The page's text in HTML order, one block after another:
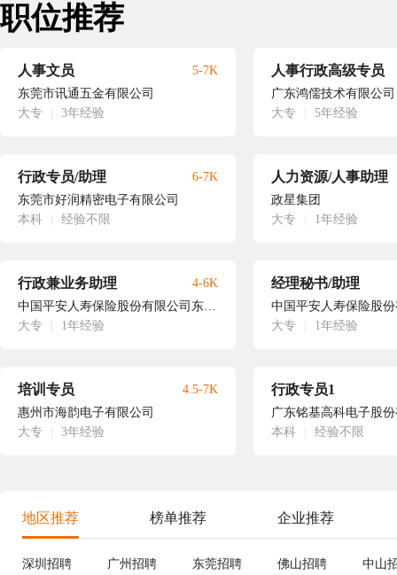
职位推荐
人事文员
东莞市讯通五金有限公司
大专
3年经验
5-7K 人事行政高级专员
广东鸿儒技术有限公司
大专
5年经验
行政专员/助理
东莞市好润精密电子有限公司
本科
经验不限
6-7K 人力资源/人事助理
政星集团
大专
1年经验
行政兼业务助理
中国平安人寿保险股份有限公司东莞中心支公司道滘营销服务部葛先生
大专
1年经验
4-6K 经理秘书/助理
大专 1年经验
培训专员
惠州市海韵电子有限公司
大专
3年经验
4.5-7K 行政专员1
广东铭基高科电子股
本科
经验不限
地区推荐 榜单推荐 企业推荐
深圳招聘 广州招聘 东莞招聘 佛山招聘 中山